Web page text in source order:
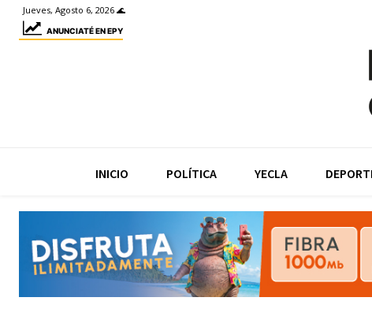
Jueves, Agosto 6, 2026 🌊
ANUNCIATÉ EN EPY
INICIO POLÍTICA YECLA